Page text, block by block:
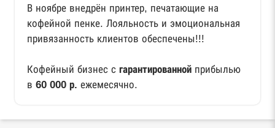
В ноябре внедрён принтер, печатающие на
кофейной пенке. Лояльность и эмоциональная
привязанность клиентов обеспечены!!!
Кофейный бизнес с гарантированной прибылью
в 60 000 р. ежемесячно.